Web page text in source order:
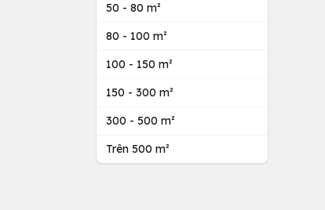
50 - 80 m²
80 - 100 m²
100 - 150 m²
150 - 300 m²
300 - 500 m²
Trên 500 m²